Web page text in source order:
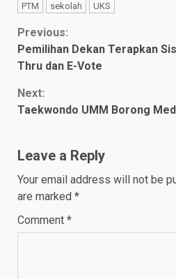
PTM
sekolah UKS
Continue
Reading
Previous:
Pemilihan Dekan Terapkan
Thru dan E-Vote
Next:
Taekwondo UMM Borong
Leave a Reply
Your email address will not be
are marked *
Comment *